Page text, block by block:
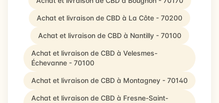
Achat et livraison de CBD à La Côte - 70200
Achat et livraison de CBD à Nantilly - 70100
Achat et livraison de CBD à Velesmes-
Échevanne - 70100
Achat et livraison de CBD à Montagney - 70140
Achat et livraison de CBD à Fresne-Saint-